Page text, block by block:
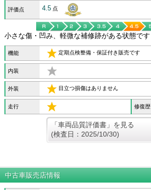
評価点 4.5 点
小さな傷・凹み、軽微な補修跡がある状態です
機能 定期点検整備・保証付き販売です
内装
外装 目立つ損傷はありません
走行 修復歴
「車両品質評価書」を見る
(検査日：2025/10/30)
中古車販売店情報